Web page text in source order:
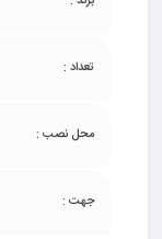
تعداد :
محل نصب :
جهت :